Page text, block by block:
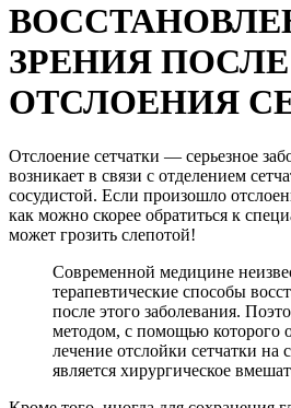
ЗРЕНИЯ ПОСЛЕ
ОТСЛОЕНИЯ
Отслоение сетчатки — серьезное
возникает в связи с отделением
сосудистой. Если произошло
как можно скорее обратиться к
может грозить слепотой!
Современной медицине
терапевтические способы
после этого заболевания.
методом, с помощью которого
лечение отслойки сетчатки на
является хирургическое